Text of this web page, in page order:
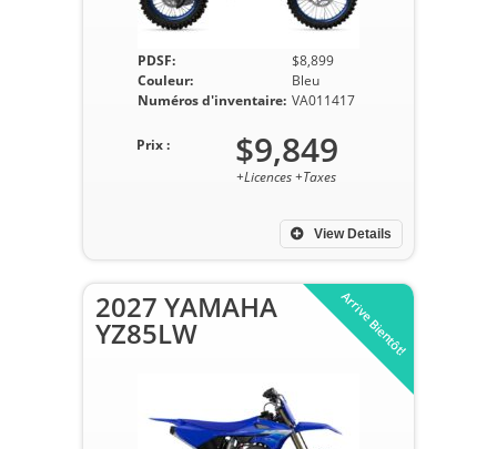
PDSF:
$8,899
Couleur:
Bleu
Numéros d'inventaire: VA011417
View Details
Prix : $9,849
+Licences +Taxes
Arrive Bientôt!
2027 YAMAHA
YZ85LW